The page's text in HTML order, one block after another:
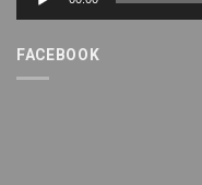
FACEBOOK